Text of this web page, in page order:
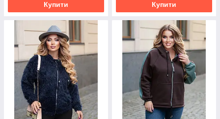
Купити Купити